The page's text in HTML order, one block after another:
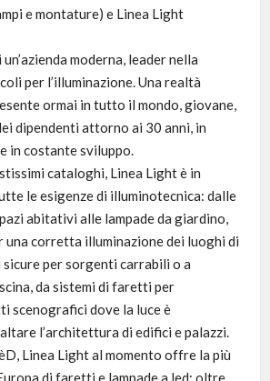
e montature) e Linea Light
moderna, leader nella
per l’illuminazione. Una realtà
ormai in tutto il mondo, giovane,
dipendenti attorno ai 30 anni, in
in costante sviluppo.
cataloghi, Linea Light è in
le esigenze di illuminotecnica: dalle
abitativi alle lampade da giardino,
una corretta illuminazione dei luoghi di
per sorgenti carrabili o a
da sistemi di faretti per
scenografici dove la luce è
l’architettura di edifici e palazzi.
Linea Light al momento offre la più
di faretti e lampade a led: oltre